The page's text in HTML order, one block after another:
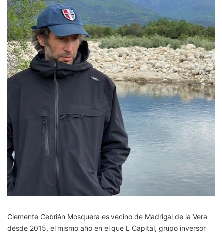
Clemente Cebrián Mosquera es vecino de Madrigal de la Vera
desde 2015, el mismo año en el que L Capital, grupo inversor